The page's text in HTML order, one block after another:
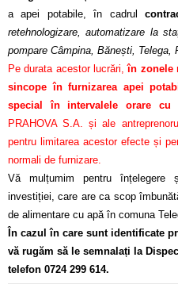
a apei potabile, în cadrul
retehnologizare, automatizare la
pompare Câmpina, Bănești, Telega,
Pe durata acestor lucrări,în zonele
sincope în furnizarea apei
special în intervalele orare cu
PRAHOVA S.A. și ale
pentru limitarea acestor efecte și
normali de furnizare.
Vă mulțumim pentru înțelegere
investiției, care are ca scop
de alimentare cu apă în comuna
În cazul în care sunt identificate
vă rugăm să le semnalați la
telefon 0724 299 614.